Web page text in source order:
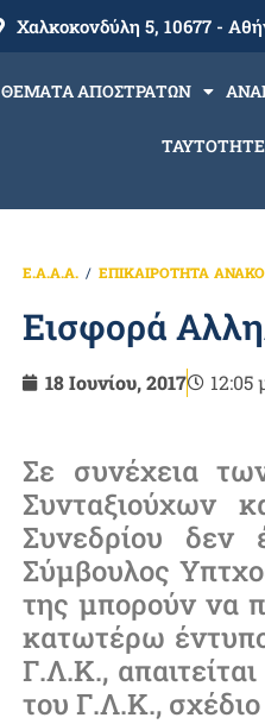
Χαλκοκονδύλη 5, 10677 -
ΘΕΜΑΤΑ ΑΠΟΣΤΡΑΤΩΝ
Ε.Α.Α.Α. ΕΠΙΚΑΙΡΟΤΗΤΑ
Εισφορά
18 Ιουνίου, 2017 12:05
Σε συνέχεια
Συνταξιούχων
Συνεδρίου δεν
Σύμβουλος
της μπορούν να
κατωτέρω
Γ.Λ.Κ.,
του Γ.Λ.Κ.,